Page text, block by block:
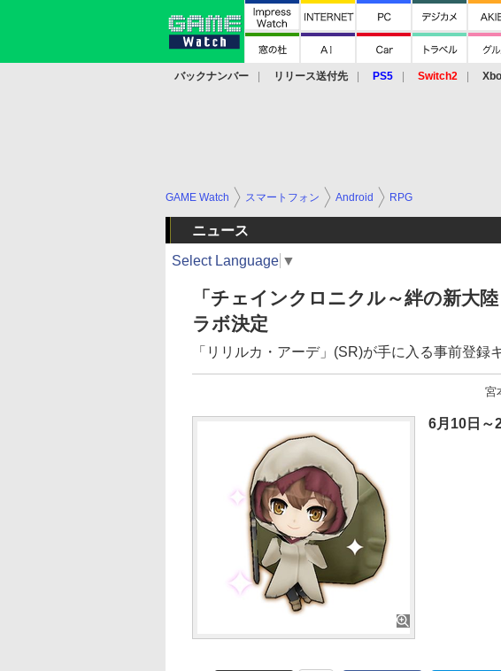
バックナンバー リリース送付先 PS5 Switch2
GAME Watch スマートフォン Android RPG
ニュース
Select Language ▼
「チェインクロニクル～絆の新大
ラボ決定
「リリルカ・アーデ」(SR)が手に入る事前登録
宮
6月10日～